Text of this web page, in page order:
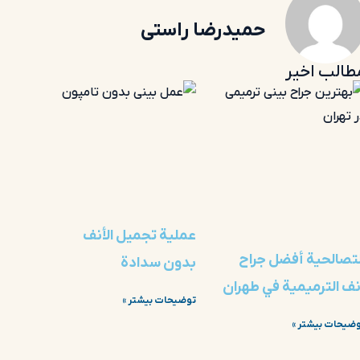
حمیدرضا راستی
اخیر
أفضل جراح
الترميمية في طهران
بیشتر »
عملية تجميل الأنف
بدون سدادة
توضیحات بیشتر »